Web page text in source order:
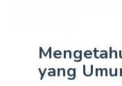
yang